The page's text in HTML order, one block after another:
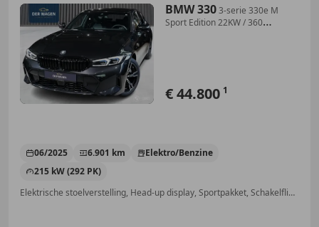
BMW 3303-serie 330e M
Sport Edition 22KW / 360
€ 44.800 1
06/2025 6.901 km
Elektro/Benzine
215 kW (292 PK)
Elektrische stoelverstelling, Head-up display, Sportpakket, Schakelflippers, Spoiler, Grootlichtassistent, Adaptieve Cruise Control, Sportstoelen